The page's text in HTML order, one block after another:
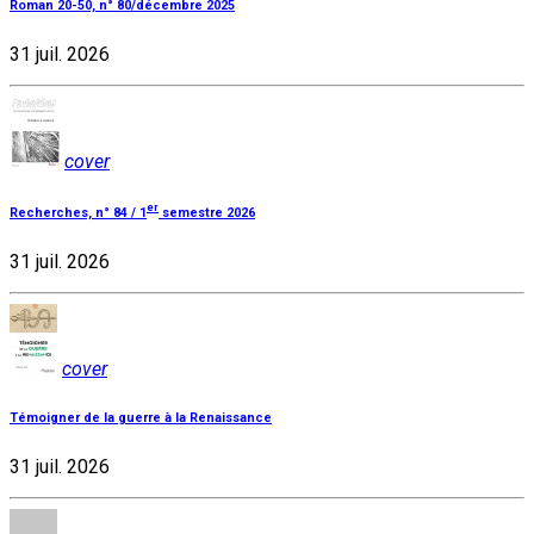
Roman 20-50, n° 80/décembre 2025
31 juil. 2026
cover
Recherches, n° 84 / 1 er semestre 2026
31 juil. 2026
cover
Témoigner de la guerre à la Renaissance
31 juil. 2026